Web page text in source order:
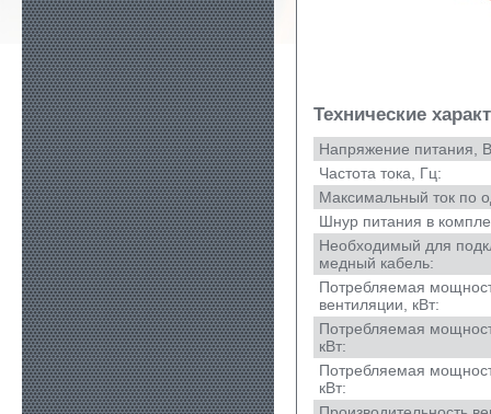
Технические
Напряжение питания,
Частота тока, Гц:
Максимальный ток по
Шнур питания в
Необходимый для
медный кабель:
Потребляемая
вентиляции, кВт:
Потребляемая
кВт:
Потребляемая
кВт: